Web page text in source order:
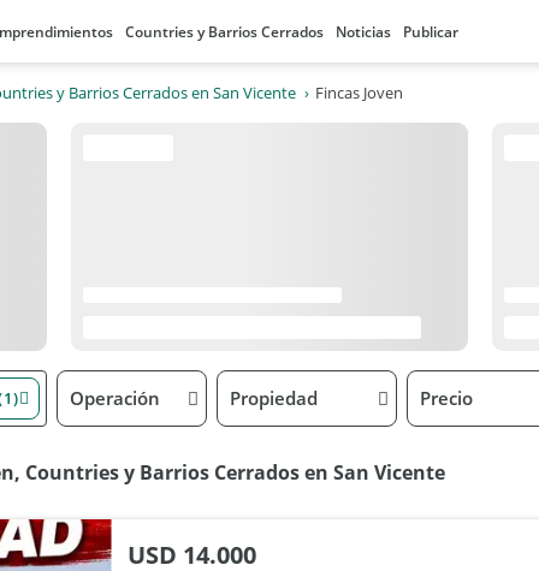
Countries y Barrios Cerrados Noticias Publicar
y Barrios Cerrados en San Vicente Fincas Joven
Operación Propiedad Precio
Countries y Barrios Cerrados en San Vicente
USD 14.000